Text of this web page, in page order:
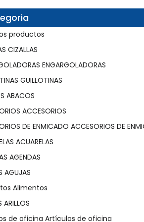
productos
CIZALLAS
ENGARGOLADORAS
GUILLOTINAS
ABACOS
ACCESORIOS
DE ENMICADO ACCESORIOS DE
ACUARELAS
AGENDAS
AGUJAS
Alimentos
ARILLOS
de oficina Artículos de oficina